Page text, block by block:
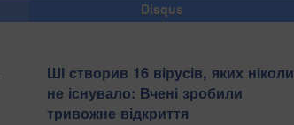
Disqus
ШІ створив 16 вірусів, яких ніколи
не існувало: Вчені зробили
тривожне відкриття